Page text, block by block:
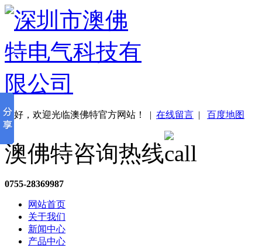
您好，欢迎光临澳佛特官方网站！ | 在线留言 | 百度地图
澳佛特咨询热线
0755-28369987
网站首页
关于我们
新闻中心
产品中心